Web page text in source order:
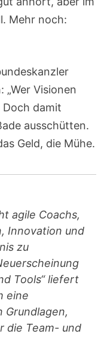
Mehr noch:
Visionen
Doch damit
ausschütten.
Geld, die Mühe.
agile Coachs,
Innovation und
zu
Tools“ liefert
eine
Grundlagen,
die Team- und